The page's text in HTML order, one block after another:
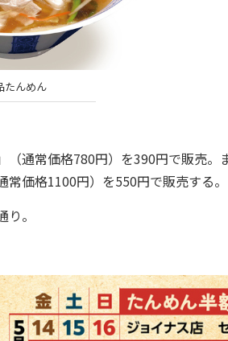
たんめん
通常価格780円）を390円で販売
常価格1100円）を550円で販売する。
。